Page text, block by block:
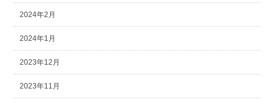
2024年2月
2024年1月
2023年12月
2023年11月